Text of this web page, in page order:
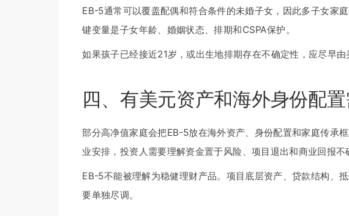
EB-5通常可以覆盖配偶和符合条件的未婚子女，因此多子女家
键变量是子女年龄、婚姻状态、排期和CSPA保护。
如果孩子已经接近21岁，或出生地排期存在不确定性，应尽早由
四、有美元资产和海外身份配
部分高净值家庭会把EB-5放在海外资产、身份配置和家庭传承
业安排，投资人需要理解资金置于风险、项目退出和商业回报不
EB-5不能被理解为稳健理财产品。项目底层资产、贷款结构、
要单独尽调。